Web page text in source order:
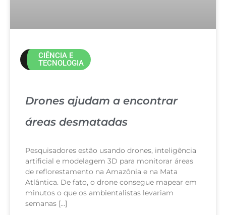
CIÊNCIA E
TECNOLOGIA
Drones ajudam a encontrar
áreas desmatadas
Pesquisadores estão usando drones, inteligência
artificial e modelagem 3D para monitorar áreas
de reflorestamento na Amazônia e na Mata
Atlântica. De fato, o drone consegue mapear em
minutos o que os ambientalistas levariam
semanas […]